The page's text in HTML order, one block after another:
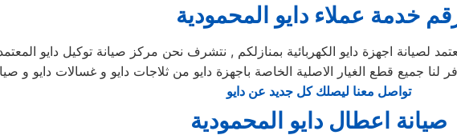
خدمة عملاء دايو المحمودية
لصيانة اجهزة دايو الكهربائية بمنازلكم , نتشرف نحن مركز صيانة توكيل دايو
لنا جميع قطع الغيار الاصلية الخاصة باجهزة دايو من ثلاجات دايو و غسالات دايو و
تواصل معنا ليصلك كل جديد عن دايو
صيانة اعطال دايو المحمودية